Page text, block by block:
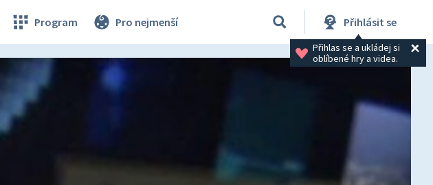
Program Pro nejmenší Přihlásit se
Přihlas se a ukládej si
oblíbené hry a videa.